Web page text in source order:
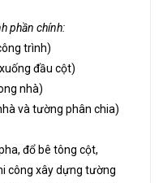
phần chính:
trình)
đầu cột)
nhà)
và tường phân chia)
đổ bê tông cột,
công xây dựng tường